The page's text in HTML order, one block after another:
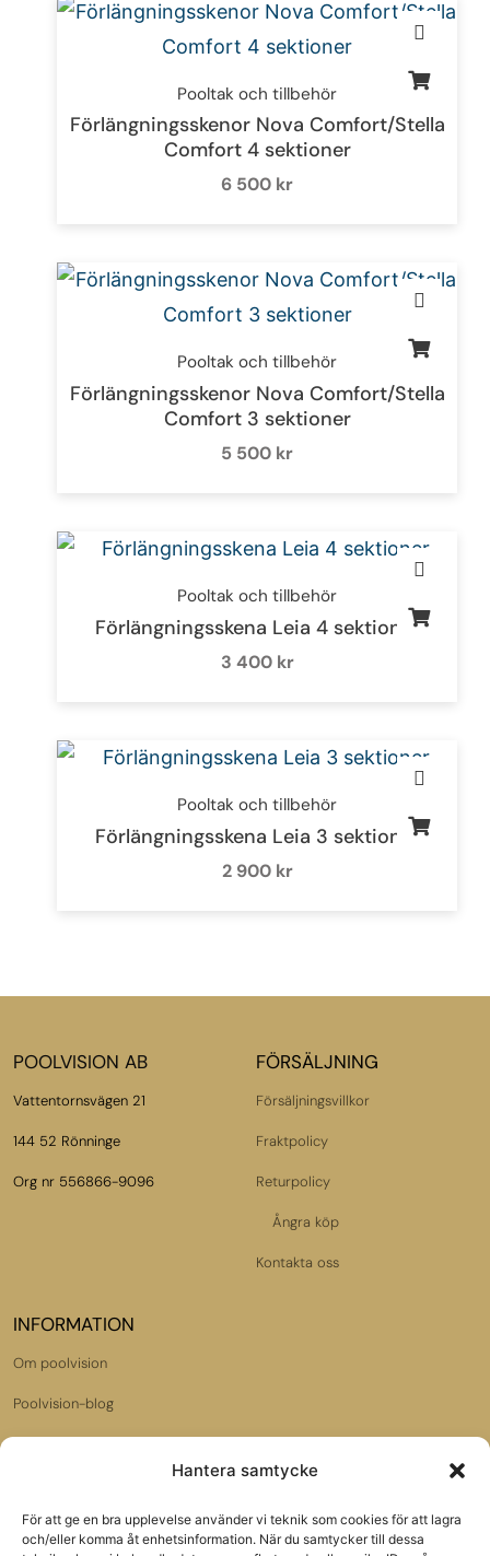
Hantera samtycke
För att ge en bra upplevelse använder vi teknik som cookies för att lagra
och/eller komma åt enhetsinformation. När du samtycker till dessa
Pooltak och tillbehör
Förlängningsskenor Nova Comfort/Stella
Comfort 4 sektioner
6 500 kr
Pooltak och tillbehör
Förlängningsskenor Nova Comfort/Stella
Comfort 3 sektioner
5 500 kr
Pooltak och tillbehör
Förlängningsskena Leia 4 sektioner
3 400 kr
Pooltak och tillbehör
Förlängningsskena Leia 3 sektioner
2 900 kr
POOLVISION AB
Vattentornsvägen 21
144 52 Rönninge
Org nr 556866-9096
FÖRSÄLJNING
Försäljningsvillkor
Fraktpolicy
Returpolicy
Ångra köp
Kontakta oss
INFORMATION
Om poolvision
Poolvision-blog
Samarbetspartners: